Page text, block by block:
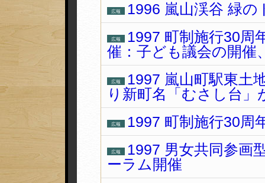
広報 1996 嵐山渓谷 緑
広報
1997 町制施行30
催：子ども議会の開催
広報
1997 嵐山町駅東土
り新町名「むさし台」
広報 1997 町制施行30周
広報
1997 男女共同参画
ーラム開催